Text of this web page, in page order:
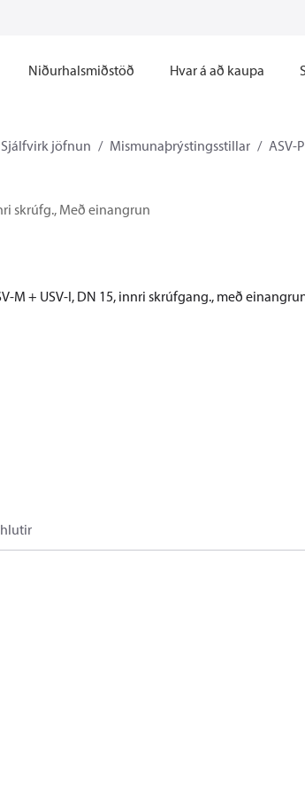
Niðurhalsmiðstöð Hvar á að kaupa
Sjálfvirk jöfnun Mismunaþrýstingsstillar ASV-
skrúfg., Með einangrun
M + USV-I, DN 15, innri skrúfgang., með